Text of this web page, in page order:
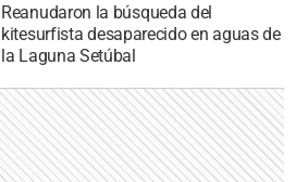
Reanudaron la búsqueda del
kitesurfista desaparecido en aguas de
la Laguna Setúbal